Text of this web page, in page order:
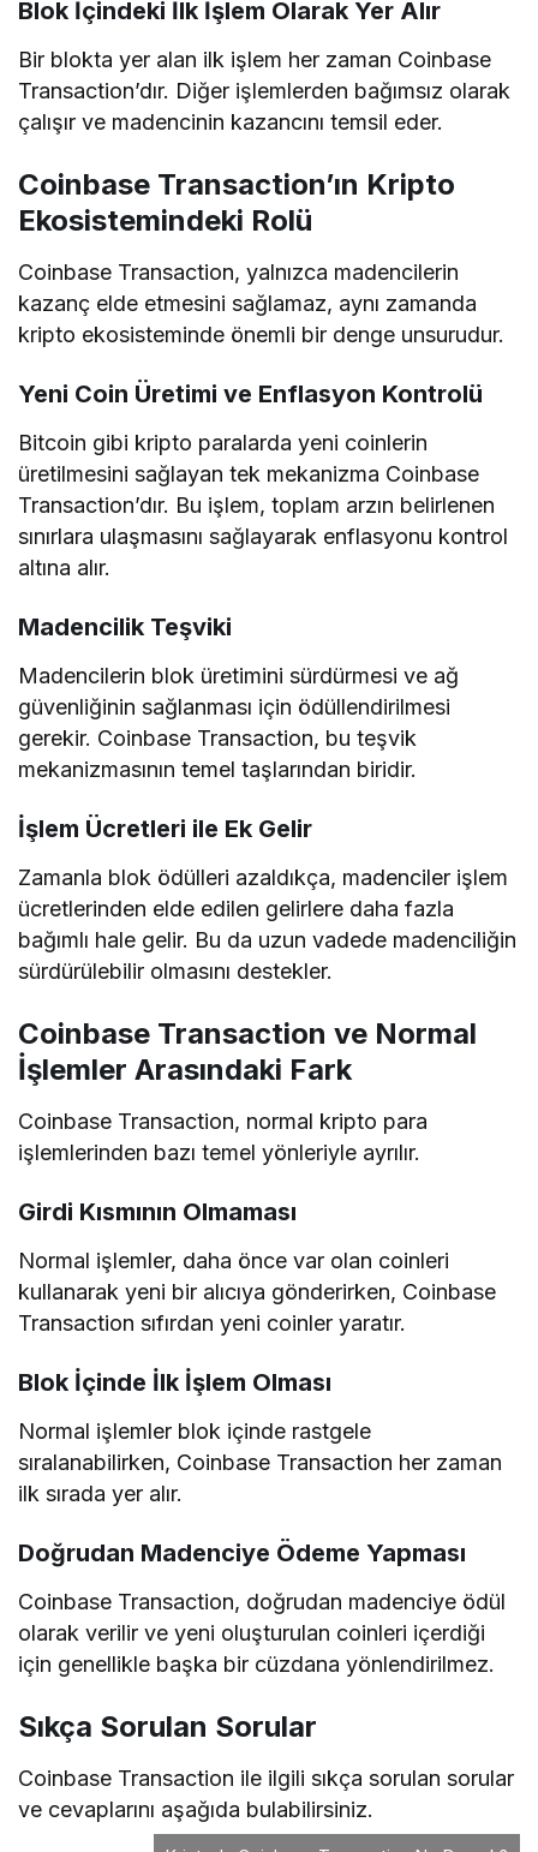
Blok İçindeki İlk İşlem Olarak Yer Alır
Bir blokta yer alan ilk işlem her zaman Coinbase
Transaction’dır. Diğer işlemlerden bağımsız olarak
çalışır ve madencinin kazancını temsil eder.
Coinbase Transaction’ın Kripto
Ekosistemindeki Rolü
Coinbase Transaction, yalnızca madencilerin
kazanç elde etmesini sağlamaz, aynı zamanda
kripto ekosisteminde önemli bir denge unsurudur.
Yeni Coin Üretimi ve Enflasyon Kontrolü
Bitcoin gibi kripto paralarda yeni coinlerin
üretilmesini sağlayan tek mekanizma Coinbase
Transaction’dır. Bu işlem, toplam arzın belirlenen
sınırlara ulaşmasını sağlayarak enflasyonu kontrol
altına alır.
Madencilik Teşviki
Madencilerin blok üretimini sürdürmesi ve ağ
güvenliğinin sağlanması için ödüllendirilmesi
gerekir. Coinbase Transaction, bu teşvik
mekanizmasının temel taşlarından biridir.
İşlem Ücretleri ile Ek Gelir
Zamanla blok ödülleri azaldıkça, madenciler işlem
ücretlerinden elde edilen gelirlere daha fazla
bağımlı hale gelir. Bu da uzun vadede madenciliğin
sürdürülebilir olmasını destekler.
Coinbase Transaction ve Normal
İşlemler Arasındaki Fark
Coinbase Transaction, normal kripto para
işlemlerinden bazı temel yönleriyle ayrılır.
Girdi Kısmının Olmaması
Normal işlemler, daha önce var olan coinleri
kullanarak yeni bir alıcıya gönderirken, Coinbase
Transaction sıfırdan yeni coinler yaratır.
Blok İçinde İlk İşlem Olması
Normal işlemler blok içinde rastgele
sıralanabilirken, Coinbase Transaction her zaman
ilk sırada yer alır.
Doğrudan Madenciye Ödeme Yapması
Coinbase Transaction, doğrudan madenciye ödül
olarak verilir ve yeni oluşturulan coinleri içerdiği
için genellikle başka bir cüzdana yönlendirilmez.
Sıkça Sorulan Sorular
Coinbase Transaction ile ilgili sıkça sorulan sorular
ve cevaplarını aşağıda bulabilirsiniz.